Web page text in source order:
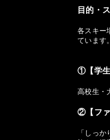
目的・
各スキー
ています。
①【学生
高校生・
②【ファ
「しっ